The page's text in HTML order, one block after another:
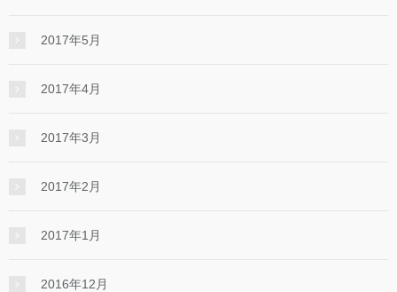
2017年5月
2017年4月
2017年3月
2017年2月
2017年1月
2016年12月